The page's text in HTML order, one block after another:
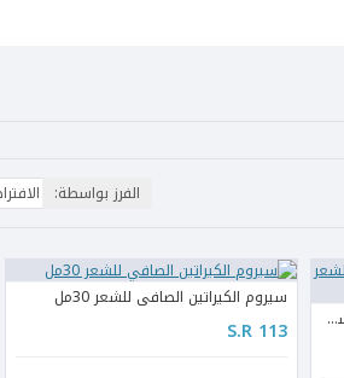
الفرز بواسطة:
رغوة شعر بالكيراتين لتصفيف وتثبيت الشعر 250 مل
سيروم الكيراتين الصافي للشعر 30مل
S.R 113